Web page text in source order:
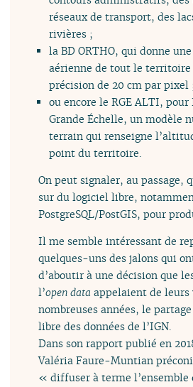
réseaux de transport, des
rivières ;
la BD ORTHO, qui donne
aérienne de tout le territoire
précision de 20 cm par pixel
ou encore le RGE ALTI,
Grande Échelle, un modèle
terrain qui renseigne
point du territoire.
On peut signaler, au passage,
sur du logiciel libre,
PostgreSQL/PostGIS, pour
Il me semble intéressant de
quelques-uns des jalons qui
d’aboutir à une décision que
l’open data appelaient de
nombreuses années, le
libre des données de l’IGN.
Dans son rapport publié en
Valéria Faure-Muntian
« diffuser à terme l’ensemble